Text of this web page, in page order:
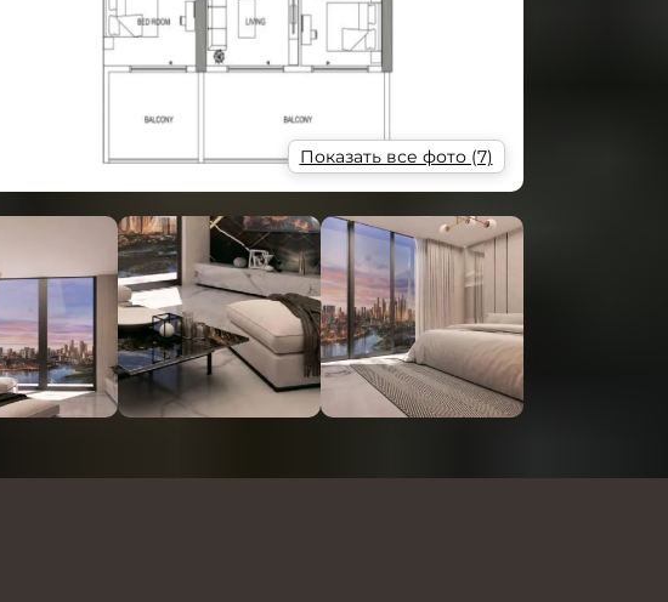
Показать все фото (7)